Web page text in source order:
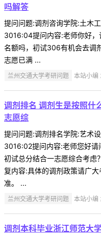
吗解答
提问问题:调剂咨询学院:土木
3016:04提问内容:老师你好，
名额吗，初试306有机会去调
志愿已满 ...
兰州交通大学考研问题 本站小编
调剂排名 调剂生是按照什
志愿综
提问问题:调剂排名学院:艺术
3016:02提问内容:老师您好请
初试总分结合一志愿综合考虑
复内容:具体的调剂政策请广
准。 ...
兰州交通大学考研问题 本站小编
调剂本科毕业浙江师范大